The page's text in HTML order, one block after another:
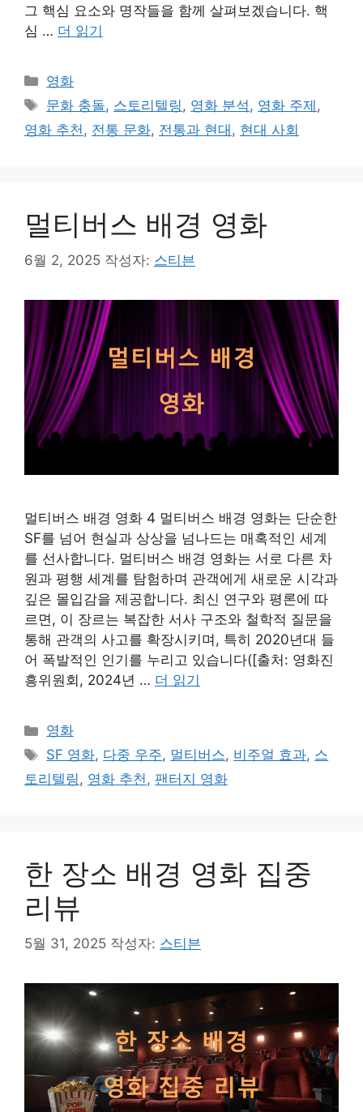
그 핵심 요소와 명작들을 함께 살펴보겠습니다. 핵
심 … 더 읽기
카
테
리
영화
태
그
문화 충돌, 스토리텔링, 영화 분석, 영화 주제 ,
영화 추천, 전통 문화, 전통과 현대 , 현대 사회
멀티버스 배경 영화
6월 2, 2025 작성자: 스티븐
멀티버스 배경 영화 4 멀티버스 배경 영화는 단순한
SF를 넘어 현실과 상상을 넘나드는 매혹적인 세계
를 선사합니다. 멀티버스 배경 영화는 서로 다른 차
원과 평행 세계를 탐험하며 관객에게 새로운 시각과
깊은 몰입감을 제공합니다. 최신 연구와 평론에 따
르면, 이 장르는 복잡한 서사 구조와 철학적 질문을
통해 관객의 사고를 확장시키며, 특히 2020년대 들
어 폭발적인 인기를 누리고 있습니다([출처: 영화진
흥위원회, 2024년 … 더 읽기
카
테
리
영화
태
그
SF 영화, 다중 우주, 멀티버스, 비주얼 효과, 스
토리텔링, 영화 추천, 팬터지 영화
한 장소 배경 영화 집중
리뷰
5월 31, 2025 작성자: 스티븐